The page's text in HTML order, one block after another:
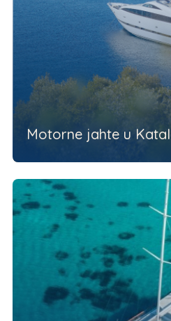
Motorne jahte u